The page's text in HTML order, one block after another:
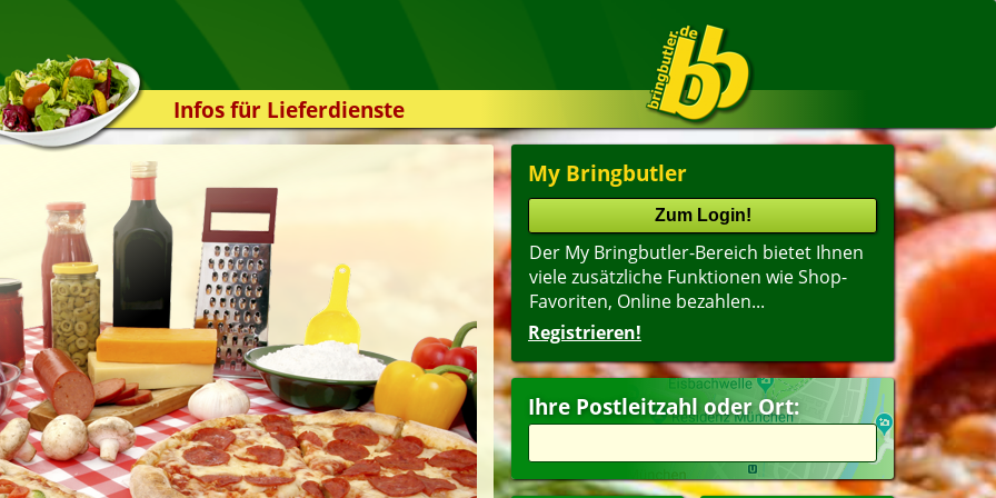
Infos für Lieferdienste
Kassensystem
Zuverlässigkeit
Sicherheit
Der Online-Shop
Das Bestellsystem
Der Bestellvorgang
Übertragung
Testshop
Styles
Kontakt
My Bringbutler
Der My Bringbutler-Bereich bietet Ihnen
viele zusätzliche Funktionen wie Shop-
Favoriten, Online bezahlen...
Registrieren!
Ihre Postleitzahl oder Ort: